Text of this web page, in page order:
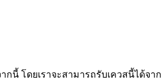
โดยเราจะสามารถรับเควสนี้ได้จา